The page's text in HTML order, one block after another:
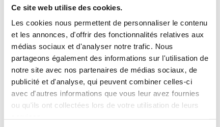
Ce site web utilise des cookies.
Les cookies nous permettent de personnaliser le contenu
et les annonces, d'offrir des fonctionnalités relatives aux
médias sociaux et d'analyser notre trafic. Nous
partageons également des informations sur l'utilisation de
notre site avec nos partenaires de médias sociaux, de
publicité et d'analyse, qui peuvent combiner celles-ci
avec d'autres informations que vous leur avez fournies
ou qu'ils ont collectées lors de votre utilisation de leurs
produits au Luxembourg par des créateurs
enthousiastes et passionnés. Parce que la qualité
est aussi une affaire luxembourgeoise.
Voir plus